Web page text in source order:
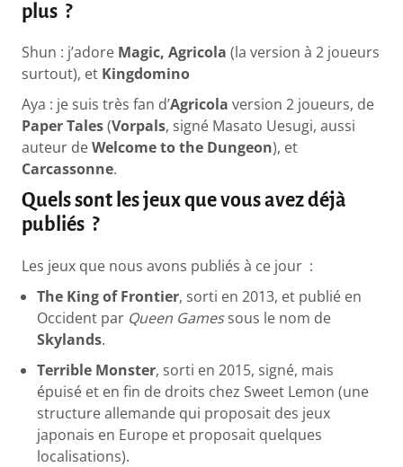
plus ?
Shun : j’adore Magic, Agricola (la version à 2 joueurs
surtout), et Kingdomino
Aya : je suis très fan d’Agricola version 2 joueurs, de
Paper Tales(Vorpals, signé Masato Uesugi, aussi
auteur deWelcome to the Dungeon), et
Carcassonne.
Quels sont les jeux que vous avez déjà
publiés ?
Les jeux que nous avons publiés à ce jour :
The King of Frontier, sorti en 2013, et publié en
Occident par Queen Gamessous le nom de
Skylands.
Terrible Monster, sorti en 2015, signé, mais
épuisé et en fin de droits chez Sweet Lemon (une
structure allemande qui proposait des jeux
japonais en Europe et proposait quelques
localisations).